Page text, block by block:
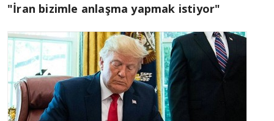
"İran bizimle anlaşma yapmak istiyor"